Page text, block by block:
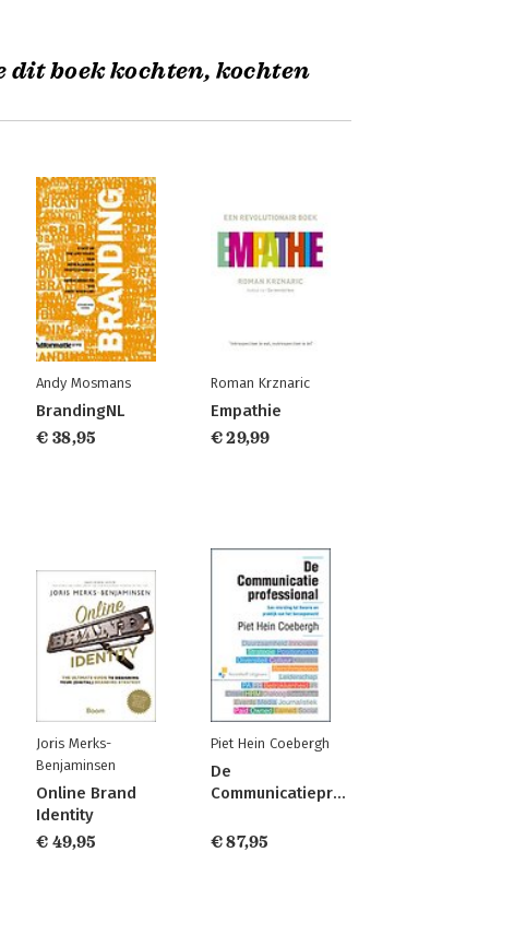
dit boek kochten, kochten
Andy Mosmans
BrandingNL
€ 38,95
Roman Krznaric
Empathie
€ 29,99
Joris Merks-
Benjaminsen
Online Brand
Identity
€ 49,95
Piet Hein Coebergh
De
Communicatieprofessional
€ 87,95